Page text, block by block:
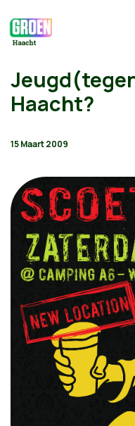
Haacht?
15 Maart 2009